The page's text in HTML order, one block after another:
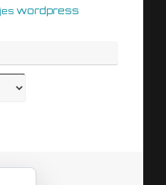
wordpress